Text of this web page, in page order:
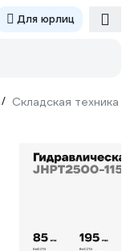
Для юрлиц
/ Складская техника